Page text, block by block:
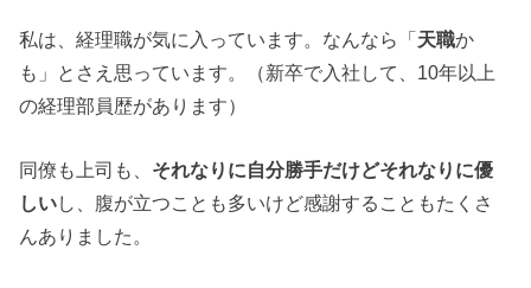
私は、経理職が気に入っています。なんなら「天職か
も」とさえ思っています。（新卒で入社して、10年以上
の経理部員歴があります）
同僚も上司も、 それなりに自分勝手だけどそれなりに優
しいし、腹が立つことも多いけど感謝することもたくさ
んありました。